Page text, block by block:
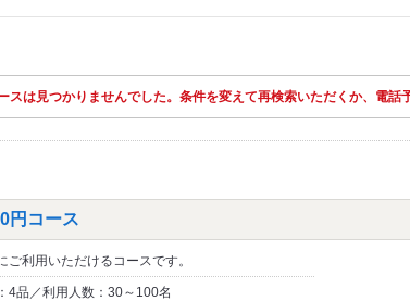
スは見つかりませんでした。条件を変えて再検索いただくか、電話
円コース
ご利用いただけるコースです。
4品／利用人数：30～100名